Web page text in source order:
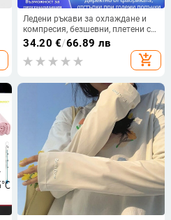
Ледени ръкави за охлаждане и
компресия, безшевни, плетени с
Spandex/Lycra и Nylon 30%,
дизайн с половин пръсти, OEM
поддръжка
34.20 €/66.89 лв
add_shopping_cart